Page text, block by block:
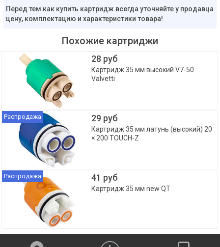
Перед тем как купить картридж всегда уточняйте у продавца
цену, комплектацию и характеристики товара!
Похожие картриджи
28 руб
Картридж 35 мм высокий V7-50
Valvetti
Распродажа 29 руб
Картридж 35 мм латунь (высокий) 20
× 200 TOUCH-Z
Распродажа 41 руб
Картридж 35 мм new QT